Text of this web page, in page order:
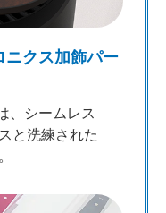
ニクス加飾パー
、シームレス
と洗練された